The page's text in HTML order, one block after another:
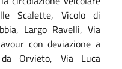
Scalette, Vicolo di
Largo Ravelli, Via
con deviazione a
Orvieto, Via Luca